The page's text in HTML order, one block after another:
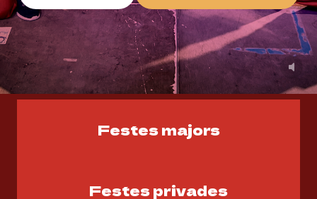
Festes majors
Festes privades